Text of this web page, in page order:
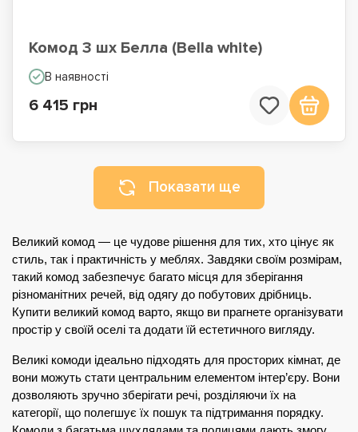
Комод 3 шх Белла (Bella white)
В наявності
6 415 грн
Показати ще
Великий комод — це чудове рішення для тих, хто цінує як
стиль, так і практичність у меблях. Завдяки своїм розмірам,
такий комод забезпечує багато місця для зберігання
різноманітних речей, від одягу до побутових дрібниць.
Купити великий комод варто, якщо ви прагнете організувати
простір у своїй оселі та додати їй естетичного вигляду.
Великі комоди ідеально підходять для просторих кімнат, де
вони можуть стати центральним елементом інтер’єру. Вони
дозволяють зручно зберігати речі, розділяючи їх на
категорії, що полегшує їх пошук та підтримання порядку.